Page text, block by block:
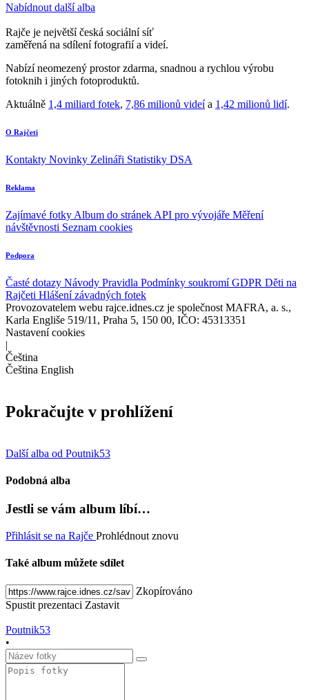
Nabídnout další alba
Rajče je největší česká sociální síť
zaměřená na sdílení fotografií a videí.
Nabízí neomezený prostor zdarma, snadnou a rychlou výrobu
fotoknih i jiných fotoproduktů.
Aktuálně 1,4 miliard fotek, 7,86 milionů videía 1,42 milionů lidí.
O Rajčeti
Kontakty Novinky Zelináři Statistiky DSA
Reklama
Zajímavé fotky Album do stránek API pro vývojáře Měření
návštěvnosti Seznam cookies
Podpora
Časté dotazy Návody Pravidla Podmínky soukromíGDPR Děti na
Rajčeti Hlášení závadných fotek
Provozovatelem webu rajce.idnes.cz je společnost MAFRA, a. s.,
Karla Engliše 519/11, Praha 5, 150 00, IČO: 45313351
Nastavení cookies
|
Čeština
Čeština English
Pokračujte v prohlížení
Další alba od Poutnik53
Podobná alba
Jestli se vám album líbí…
Přihlásit se na Rajče Prohlédnout znovu
Také album můžete sdílet
Zkopírováno
Spustit prezentaci Zastavit
Poutnik53
•